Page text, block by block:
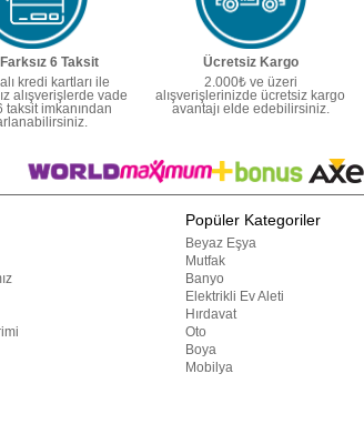
6 Taksit
kredi kartları ile
alışverişlerde vade
taksit imkanından
Ücretsiz Kargo
2.000₺ ve üzeri
alışverişlerinizde ücretsiz kargo
avantajı elde edebilirsiniz.
Popüler Kategoriler
Beyaz Eşya
Mutfak
Banyo
Elektrikli Ev Aleti
Hırdavat
Oto
Boya
Mobilya